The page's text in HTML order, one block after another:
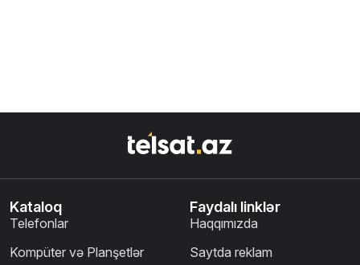
Kataloq
Telefonlar
Kompüter və Planşetlər
Faydalı linklər
Haqqımızda
Saytda reklam